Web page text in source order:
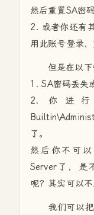
然后重置SA密码
2. 或者你还有
用此账号登录，
但是在以下
1. SA密码丢失
2. 你进
了。
然后你不可
Server了，是
呢？其实可以不
我们可以